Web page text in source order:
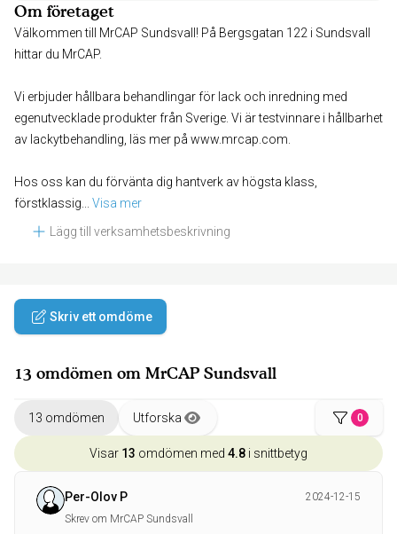
Om företaget
Välkommen till MrCAP Sundsvall! På Bergsgatan 122 i Sundsvall
hittar du MrCAP.
Vi erbjuder hållbara behandlingar för lack och inredning med
egenutvecklade produkter från Sverige. Vi är testvinnare i hållbarhet
av lackytbehandling, läs mer på www.mrcap.com.
Hos oss kan du förvänta dig hantverk av högsta klass,
förstklassig
Visa mer
Lägg till verksamhetsbeskrivning
Skriv ett omdöme
13 omdömen om MrCAP Sundsvall
13 omdömen Utforska 0
Visar 13 omdömen med 4.8 i snittbetyg
Per-Olov P
2024-12-15
Skrev om MrCAP Sundsvall